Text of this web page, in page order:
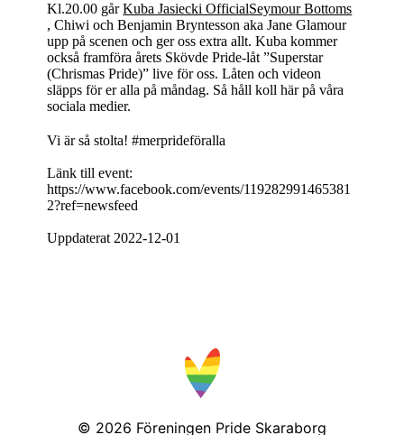
Kl.20.00 gårKuba Jasiecki OfficialSeymour Bottoms
, Chiwi och Benjamin Bryntesson aka Jane Glamour
upp på scenen och ger oss extra allt. Kuba kommer
också framföra årets Skövde Pride-låt ”Superstar
(Chrismas Pride)” live för oss. Låten och videon
släpps för er alla på måndag. Så håll koll här på våra
sociala medier.
Vi är så stolta! #merprideföralla
Länk till event:
https://www.facebook.com/events/119282991465381
2?ref=newsfeed
Uppdaterat 2022-12-01
© 2026 Föreningen Pride Skaraborg